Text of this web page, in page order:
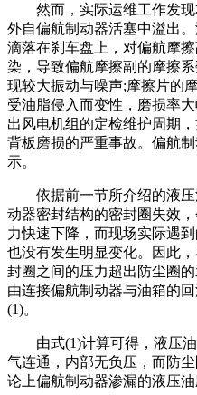
然而，实际运维工作发现
外自偏航制动器活塞中溢出
滴落在刹车盘上，对偏航摩
染，导致偏航摩擦副的摩擦
现较大振动与噪声;摩擦片的
受油脂侵入而变性，磨损率
出风电机组的定检维护周期
背板磨损的严重事故。偏航
示。
依据前一节所介绍的液压
动器密封结构的密封圈失效
力快速下降，而现场实际遇
也没有发生明显变化。因此
封圈之间的压力超出防尘圈
由连接偏航制动器与油箱的
(1)。
由式(1)计算可得，液压油
气连通，内部无负压，而防
论上偏航制动器渗漏的液压油